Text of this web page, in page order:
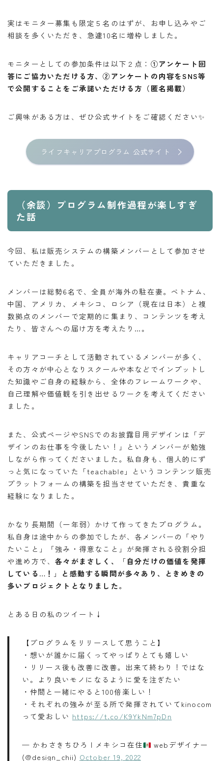
実はモニター募集も限定５名のはずが、お申し込みやご
相談を多くいただき、急遽10名に増枠しました。
モニターとしての参加条件は以下２点： ①アンケート回
答にご協力いただける方、②アンケートの内容をSNS等
で公開することをご承諾いただける方（匿名掲載）
ご興味がある方は、ぜひ公式サイトをご確認ください✨
ライフキャリアプログラム 公式サイト
（余談）プログラム制作過程が楽しすぎ
た話
今回、私は販売システムの構築メンバーとして参加させ
ていただきました。
メンバーは総勢6名で、全員が海外の駐在妻。ベトナム、
中国、アメリカ、メキシコ、ロシア（現在は日本）と複
数拠点のメンバーで定期的に集まり、コンテンツを考え
たり、皆さんへの届け方を考えたり…。
キャリアコーチとして活動されているメンバーが多く、
その方々が中心となりスクールや本などでインプットし
た知識やご自身の経験から、全体のフレームワークや、
自己理解や価値観を引き出せるワークを考えてください
ました。
また、公式ページやSNSでのお披露目用デザインは「デ
ザインのお仕事を今後したい！」というメンバーが勉強
しながら作ってくださいました。私自身も、個人的にず
っと気になっていた「teachable」というコンテンツ販売
プラットフォームの構築を担当させていただき、貴重な
経験になりました。
かなり長期間（一年弱）かけて作ってきたプログラム。
私自身は途中からの参加でしたが、各メンバーの「やり
たいこと」「強み・得意なこと」が発揮される役割分担
や進め方で、各々がまさしく、 「自分だけの価値を発揮
している…！ 」
と感動する瞬間が多々あり、ときめきの
多いプロジェクトとなりました。
とある日の私のツイート↓
【プログラムをリリースして思うこと】
・想いが誰かに届くってやっぱりとても嬉しい
・リリース後も改善に改善。出来て終わり！ではな
い。より良いモノになるように愛を注ぎたい
・仲間と一緒にやると100倍楽しい！
・それぞれの強みが至る所で発揮されていてkinocom
って愛おしい https://t.co/K9YkNm7pDn
— かわさきちひろ | メキシコ在住
webデザイナー
(@design_chii) October 19, 2022